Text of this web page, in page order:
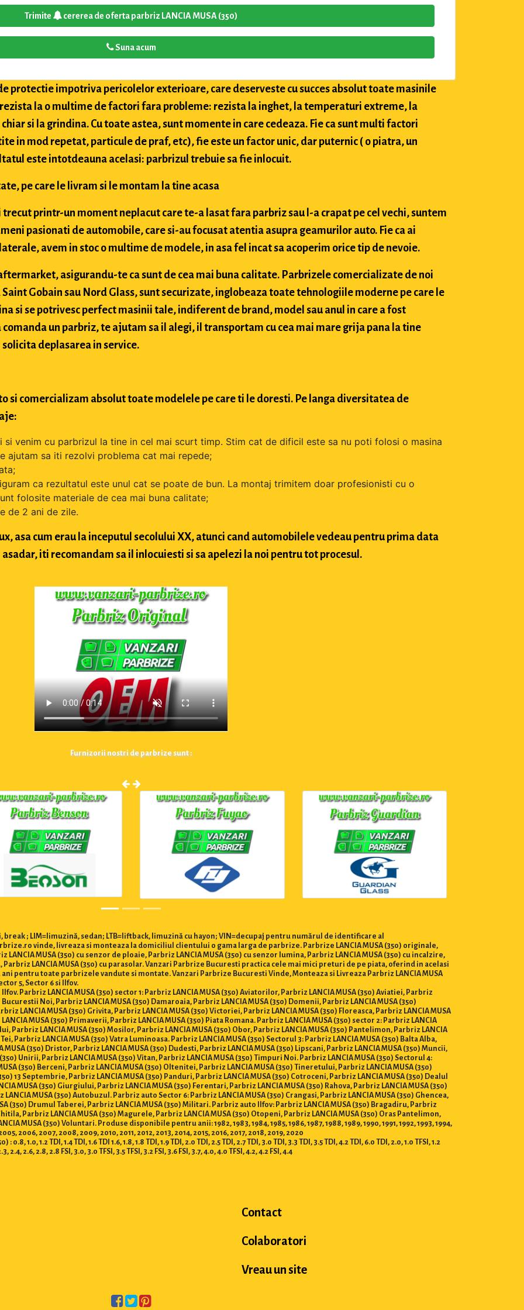
Trimite cererea de oferta parbriz LANCIA MUSA (350)
Suna acum
protectie impotriva pericolelor exterioare, care deserveste cu succes absolut toate masinile
la o multime de factori fara probleme: rezista la inghet, la temperaturi extreme, la
si la grindina. Cu toate astea, sunt momente in care cedeaza. Fie ca sunt multi factori
in mod repetat, particule de praf, etc), fie este un factor unic, dar puternic ( o piatra, un
este intotdeauna acelasi: parbrizul trebuie sa fie inlocuit.
pe care le livram si le montam la tine acasa
printr-un moment neplacut care te-a lasat fara parbriz sau l-a crapat pe cel vechi, suntem
pasionati de automobile, care si-au focusat atentia asupra geamurilor auto. Fie ca ai
avem in stoc o multime de modele, in asa fel incat sa acoperim orice tip de nevoie.
asigurandu-te ca sunt de cea mai buna calitate. Parbrizele comercializate de noi
Gobain sau Nord Glass, sunt securizate, inglobeaza toate tehnologiile moderne pe care le
si se potrivesc perfect masinii tale, indiferent de brand, model sau anul in care a fost
un parbriz, te ajutam sa il alegi, il transportam cu cea mai mare grija pana la tine
deplasarea in service.
si comercializam absolut toate modelele pe care ti le doresti. Pe langa diversitatea de
si venim cu parbrizul la tine in cel mai scurt timp. Stim cat de dificil este sa nu poti folosi o masina
ajutam sa iti rezolvi problema cat mai repede;
ca rezultatul este unul cat se poate de bun. La montaj trimitem doar profesionisti cu o
folosite materiale de cea mai buna calitate;
de 2 ani de zile.
asa cum erau la inceputul secolului XX, atunci cand automobilele vedeau pentru prima data
iti recomandam sa il inlocuiesti si sa apelezi la noi pentru tot procesul.
Furnizorii nostri de parbrize sunt :
break ; LIM=limuzină, sedan; LTB=liftback, limuzină cu hayon; VIN=decupaj pentru numărul de identificare al
vinde, livreaza si monteaza la domiciliul clientului o gama larga de parbrize. Parbrize LANCIA MUSA (350) originale,
MUSA (350) cu senzor de ploaie, Parbriz LANCIA MUSA (350) cu senzor lumina, Parbriz LANCIA MUSA (350) cu incalzire,
Parbriz LANCIA MUSA (350) cu parasolar. Vanzari Parbrize Bucuresti practica cele mai mici preturi de pe piata, oferind in acelasi
pentru toate parbrizele vandute si montate. Vanzari Parbrize Bucuresti Vinde, Monteaza si Livreaza Parbriz LANCIA MUSA
5, Sector 6 si Ilfov.
Parbriz LANCIA MUSA (350) sector 1: Parbriz LANCIA MUSA (350) Aviatorilor, Parbriz LANCIA MUSA (350) Aviatiei, Parbriz
Bucurestii Noi, Parbriz LANCIA MUSA (350) Damaroaia, Parbriz LANCIA MUSA (350) Domenii, Parbriz LANCIA MUSA (350)
LANCIA MUSA (350) Grivita, Parbriz LANCIA MUSA (350) Victoriei, Parbriz LANCIA MUSA (350) Floreasca, Parbriz LANCIA MUSA
MUSA (350) Primaverii, Parbriz LANCIA MUSA (350) Piata Romana. Parbriz LANCIA MUSA (350) sector 2: Parbriz LANCIA
Parbriz LANCIA MUSA (350) Mosilor, Parbriz LANCIA MUSA (350) Obor, Parbriz LANCIA MUSA (350) Pantelimon, Parbriz LANCIA
Parbriz LANCIA MUSA (350) Vatra Luminoasa. Parbriz LANCIA MUSA (350) Sectorul 3: Parbriz LANCIA MUSA (350) Balta Alba,
(350) Dristor, Parbriz LANCIA MUSA (350) Dudesti, Parbriz LANCIA MUSA (350) Lipscani, Parbriz LANCIA MUSA (350) Muncii,
Unirii, Parbriz LANCIA MUSA (350) Vitan, Parbriz LANCIA MUSA (350) Timpuri Noi. Parbriz LANCIA MUSA (350) Sectorul 4:
(350) Berceni, Parbriz LANCIA MUSA (350) Oltenitei, Parbriz LANCIA MUSA (350) Tineretului, Parbriz LANCIA MUSA (350)
13 Septembrie, Parbriz LANCIA MUSA (350) Panduri, Parbriz LANCIA MUSA (350) Cotroceni, Parbriz LANCIA MUSA (350) Dealul
MUSA (350) Giurgiului, Parbriz LANCIA MUSA (350) Ferentari, Parbriz LANCIA MUSA (350) Rahova, Parbriz LANCIA MUSA (350)
MUSA (350) Autobuzul. Parbriz auto Sector 6: Parbriz LANCIA MUSA (350) Crangasi, Parbriz LANCIA MUSA (350) Ghencea,
(350) Drumul Taberei, Parbriz LANCIA MUSA (350) Militari. Parbriz auto Ilfov: Parbriz LANCIA MUSA (350) Bragadiru, Parbriz
Parbriz LANCIA MUSA (350) Magurele, Parbriz LANCIA MUSA (350) Otopeni, Parbriz LANCIA MUSA (350) Oras Pantelimon,
MUSA (350) Voluntari. Produse disponibile pentru anii: 1982, 1983, 1984, 1985, 1986, 1987, 1988, 1989, 1990, 1991, 1992, 1993, 1994,
2006, 2007, 2008, 2009, 2010, 2011, 2012, 2013, 2014, 2015, 2016, 2017, 2018, 2019, 2020
1.2 TDI, 1.4 TDI, 1.6 TDI 1.6, 1.8, 1.8 TDI, 1.9 TDI, 2.0 TDI, 2.5 TDI, 2.7 TDI, 3.0 TDI, 3.3 TDI, 3.5 TDI, 4.2 TDI, 6.0 TDI, 2.0, 1.0 TFSI, 1.2
2.4, 2.6, 2.8, 2.8 FSI, 3.0, 3.0 TFSI, 3.5 TFSI, 3.2 FSI, 3.6 FSI, 3.7, 4.0, 4.0 TFSI, 4.2, 4.2 FSI, 4.4
Contact
Colaboratori
Vreau un site